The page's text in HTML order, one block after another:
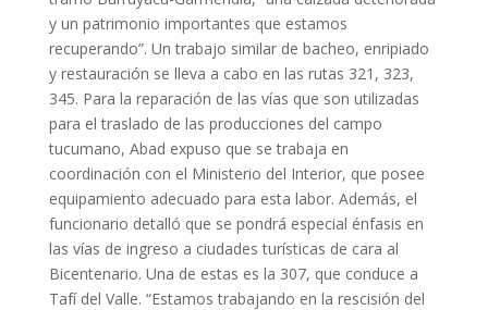
y un patrimonio importantes que estamos
recuperando”. Un trabajo similar de bacheo, enripiado
y restauración se lleva a cabo en las rutas 321, 323,
345. Para la reparación de las vías que son utilizadas
para el traslado de las producciones del campo
tucumano, Abad expuso que se trabaja en
coordinación con el Ministerio del Interior, que posee
equipamiento adecuado para esta labor. Además, el
funcionario detalló que se pondrá especial énfasis en
las vías de ingreso a ciudades turísticas de cara al
Bicentenario. Una de estas es la 307, que conduce a
Tafí del Valle. “Estamos trabajando en la rescisión del